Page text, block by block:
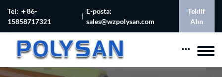
Tel: ＋86-
15858717321
E-posta:
sales@wzpolysan.com
Teklif
Alın